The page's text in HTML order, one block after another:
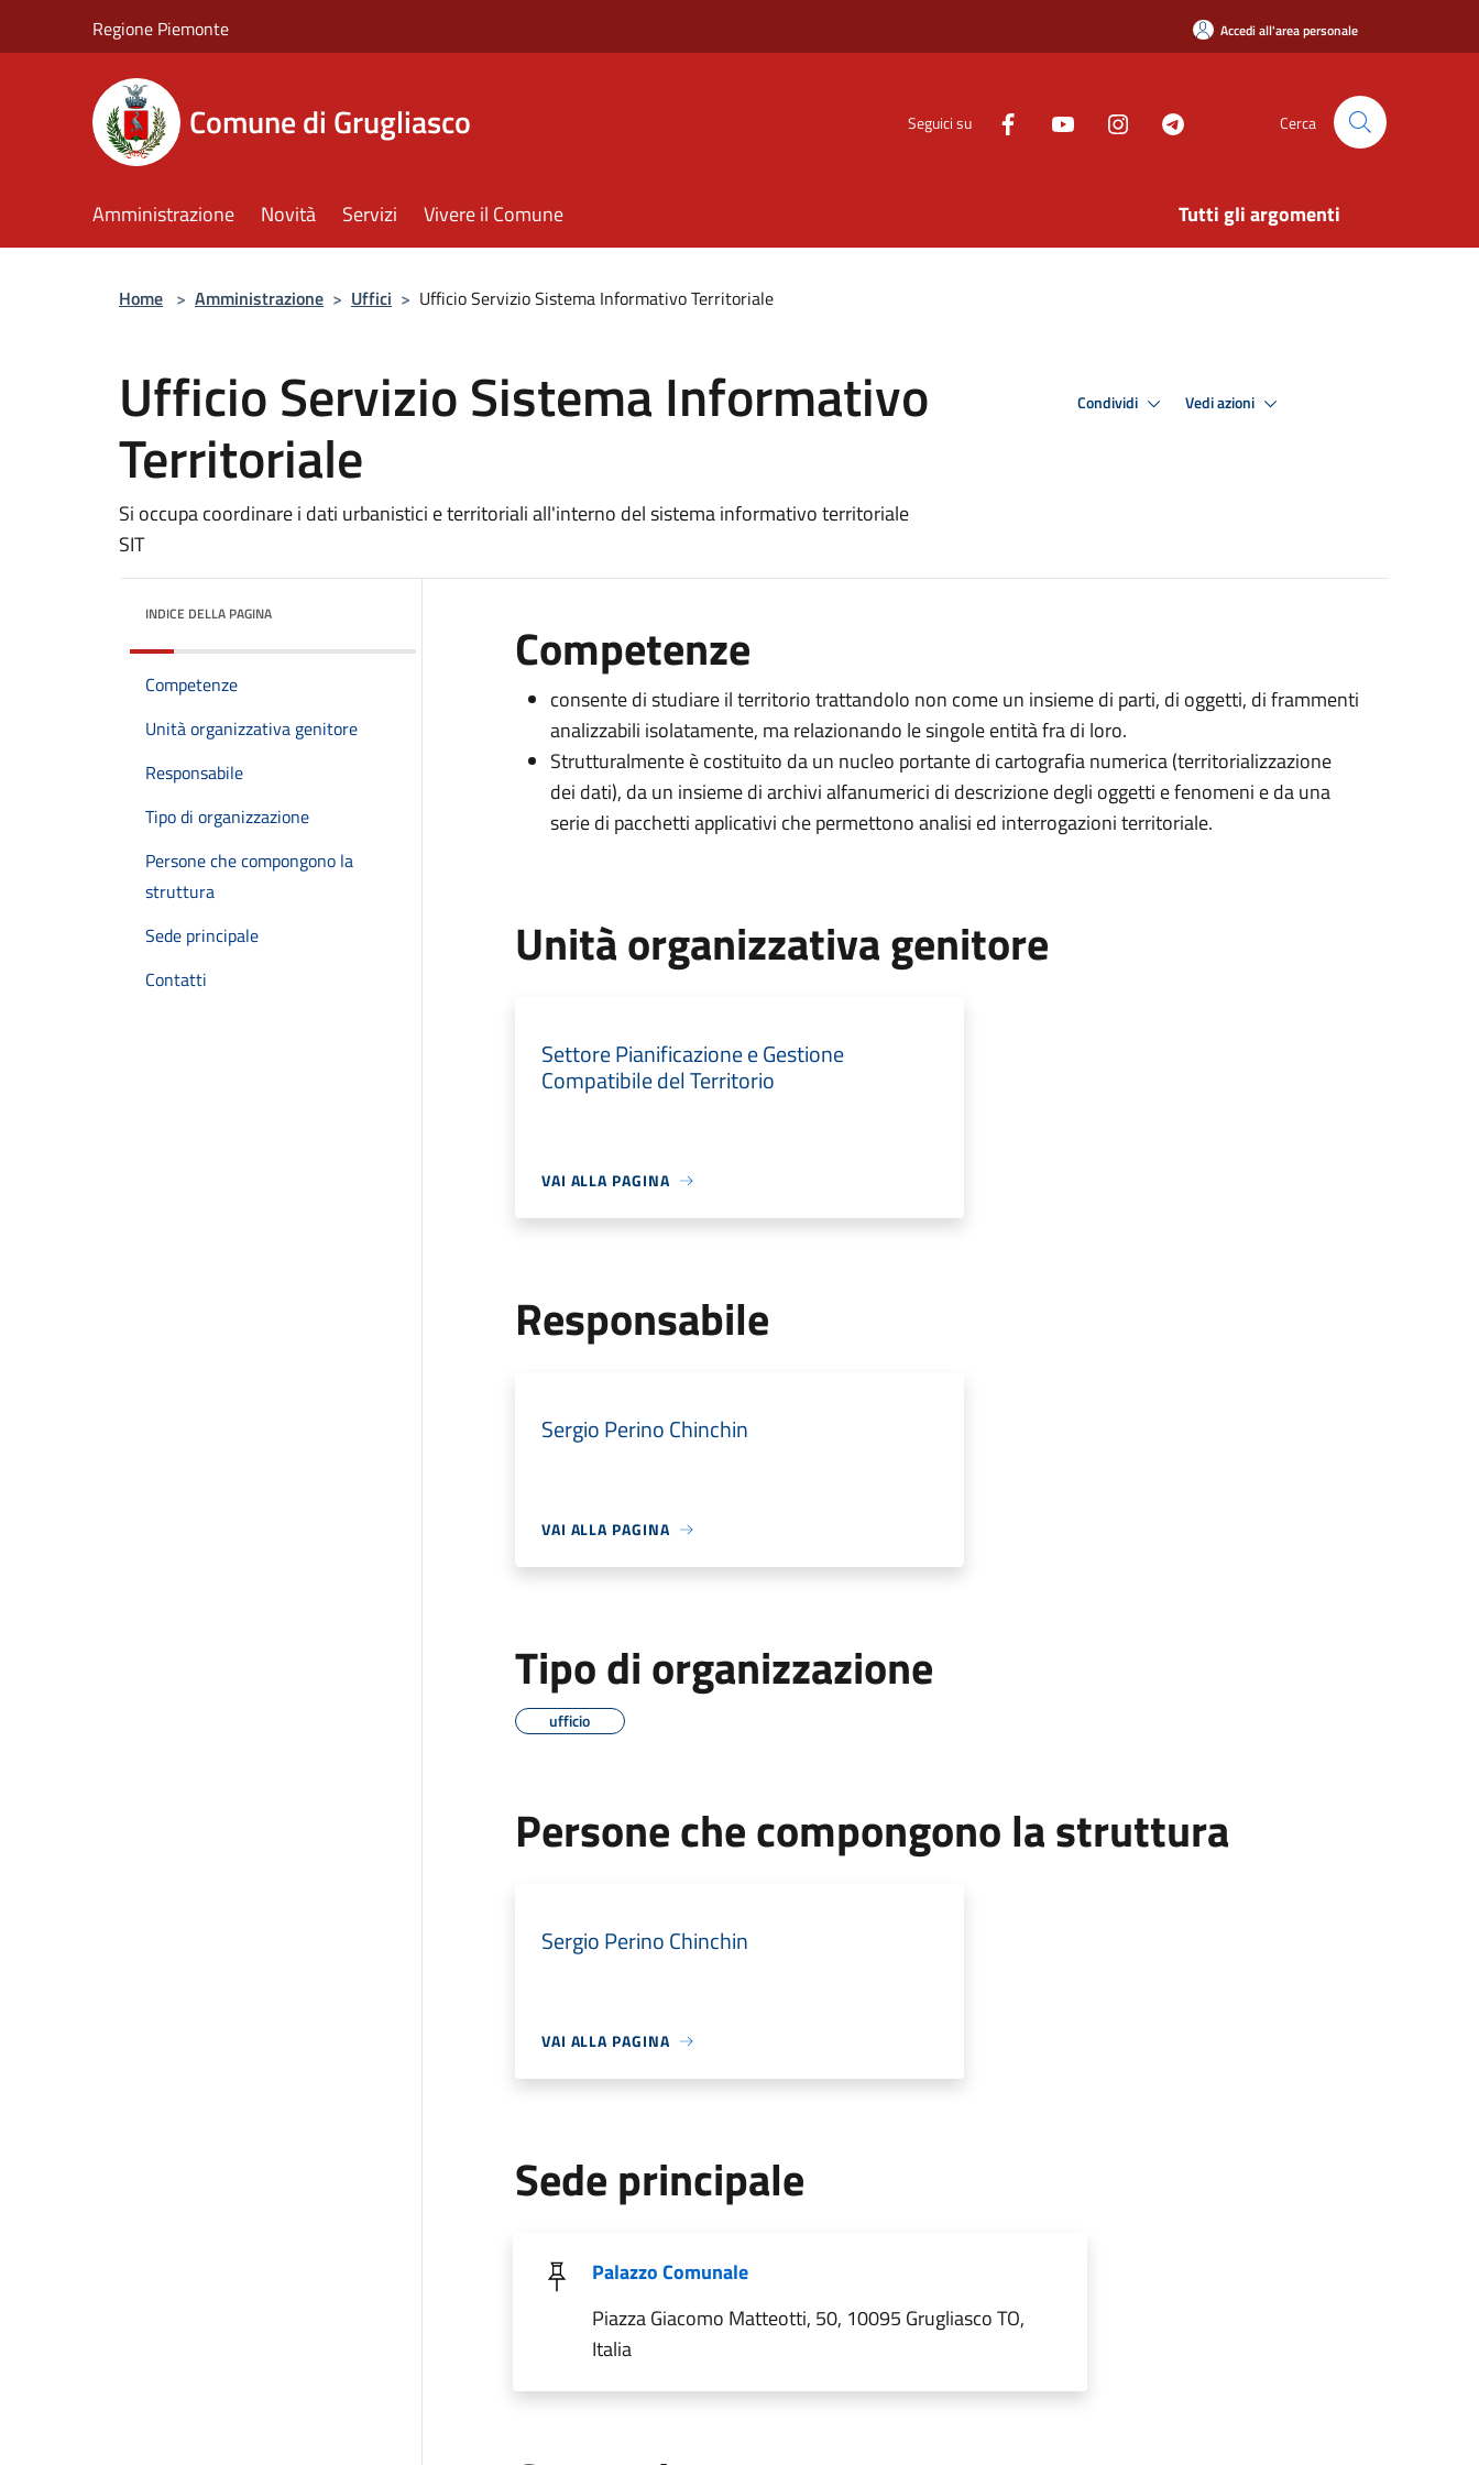
Regione Piemonte Accedi all'area personale
Comune di Grugliasco Seguici su Cerca
Amministrazione Novità Servizi Vivere il Comune Tutti gli argomenti
Home > Amministrazione > Uffici > Ufficio Servizio Sistema Informativo Territoriale
Ufficio Servizio Sistema Informativo
Territoriale
Si occupa coordinare i dati urbanistici e territoriali all'interno del sistema informativo territoriale
SIT
Condividi Vedi azioni
INDICE DELLA PAGINA
Competenze
Unità organizzativa genitore
Responsabile
Tipo di organizzazione
Persone che compongono la
struttura
Sede principale
Contatti
Competenze
consente di studiare il territorio trattandolo non come un insieme di parti, di oggetti, di frammenti
analizzabili isolatamente, ma relazionando le singole entità fra di loro.
Strutturalmente è costituito da un nucleo portante di cartografia numerica (territorializzazione
dei dati), da un insieme di archivi alfanumerici di descrizione degli oggetti e fenomeni e da una
serie di pacchetti applicativi che permettono analisi ed interrogazioni territoriale.
Unità organizzativa genitore
Settore Pianificazione e Gestione
Compatibile del Territorio
VAI ALLA PAGINA
Responsabile
Sergio Perino Chinchin
VAI ALLA PAGINA
Tipo di organizzazione
ufficio
Persone che compongono la struttura
Sergio Perino Chinchin
VAI ALLA PAGINA
Sede principale
Palazzo Comunale
Piazza Giacomo Matteotti, 50, 10095 Grugliasco TO,
Italia